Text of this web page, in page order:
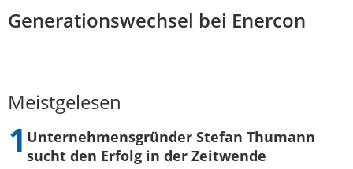
Generationswechsel bei Enercon
Meistgelesen
Unternehmensgründer Stefan Thumann
sucht den Erfolg in der Zeitwende